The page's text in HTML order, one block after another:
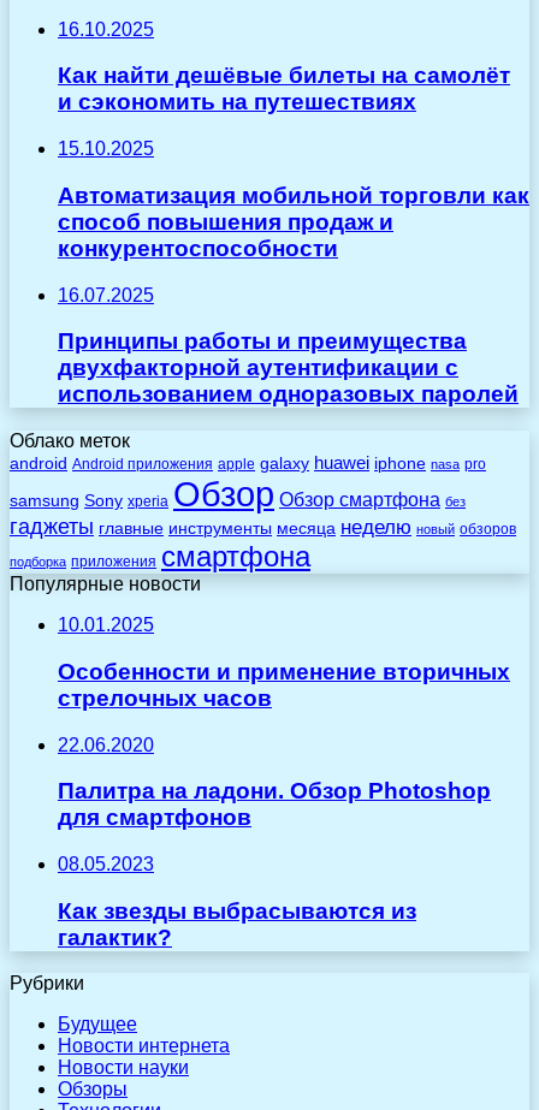
16.10.2025
Как найти дешёвые билеты на самолёт
и сэкономить на путешествиях
15.10.2025
Автоматизация мобильной торговли как
способ повышения продаж и
конкурентоспособности
16.07.2025
Принципы работы и преимущества
двухфакторной аутентификации с
использованием одноразовых паролей
Облако меток
android Android приложения apple galaxy huawei iphone nasa pro
samsung Sony xperia Обзор Обзор смартфона без
гаджеты главные инструменты месяца неделю новый обзоров
подборка приложения смартфона
Популярные новости
10.01.2025
Особенности и применение вторичных
стрелочных часов
22.06.2020
Палитра на ладони. Обзор Photoshop
для смартфонов
08.05.2023
Как звезды выбрасываются из
галактик?
Рубрики
Будущее
Новости интернета
Новости науки
Обзоры